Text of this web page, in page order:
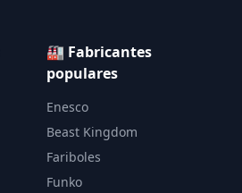
🏭 Fabricantes
populares
Enesco
Beast Kingdom
Fariboles
Funko